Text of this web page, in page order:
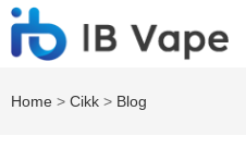
Home > Cikk > Blog